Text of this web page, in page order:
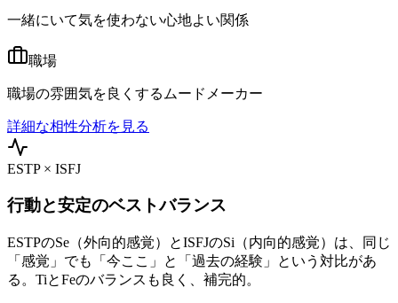
一緒にいて気を使わない心地よい関係
職場
職場の雰囲気を良くするムードメーカー
詳細な相性分析を見る
ESTP × ISFJ
行動と安定のベストバランス
ESTPのSe（外向的感覚）とISFJのSi（内向的感覚）は、同じ
「感覚」でも「今ここ」と「過去の経験」という対比があ
る。TiとFeのバランスも良く、補完的。